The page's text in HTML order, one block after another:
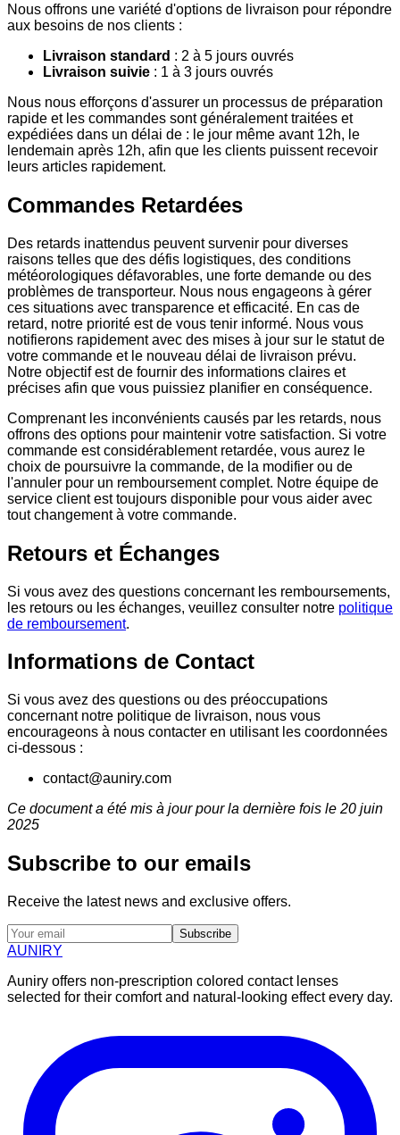
Nous offrons une variété d'options de livraison pour répondre
aux besoins de nos clients :
Livraison standard : 2 à 5 jours ouvrés
Livraison suivie : 1 à 3 jours ouvrés
Nous nous efforçons d'assurer un processus de préparation
rapide et les commandes sont généralement traitées et
expédiées dans un délai de : le jour même avant 12h, le
lendemain après 12h, afin que les clients puissent recevoir
leurs articles rapidement.
Commandes Retardées
Des retards inattendus peuvent survenir pour diverses
raisons telles que des défis logistiques, des conditions
météorologiques défavorables, une forte demande ou des
problèmes de transporteur. Nous nous engageons à gérer
ces situations avec transparence et efficacité. En cas de
retard, notre priorité est de vous tenir informé. Nous vous
notifierons rapidement avec des mises à jour sur le statut de
votre commande et le nouveau délai de livraison prévu.
Notre objectif est de fournir des informations claires et
précises afin que vous puissiez planifier en conséquence.
Comprenant les inconvénients causés par les retards, nous
offrons des options pour maintenir votre satisfaction. Si votre
commande est considérablement retardée, vous aurez le
choix de poursuivre la commande, de la modifier ou de
l'annuler pour un remboursement complet. Notre équipe de
service client est toujours disponible pour vous aider avec
tout changement à votre commande.
Retours et Échanges
Si vous avez des questions concernant les remboursements,
les retours ou les échanges, veuillez consulter notre politique
de remboursement.
Informations de Contact
Si vous avez des questions ou des préoccupations
concernant notre politique de livraison, nous vous
encourageons à nous contacter en utilisant les coordonnées
ci-dessous :
contact@auniry.com
Ce document a été mis à jour pour la dernière fois le 20 juin
2025
Subscribe to our emails
Receive the latest news and exclusive offers.
Subscribe
AUNIRY
Auniry offers non-prescription colored contact lenses
selected for their comfort and natural-looking effect every day.